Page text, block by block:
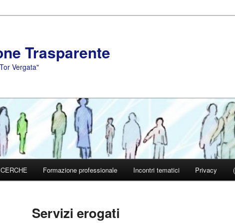
Trasparente
Vergata"
Formazione professionale Incontri tematici Privacy
Servizi erogati